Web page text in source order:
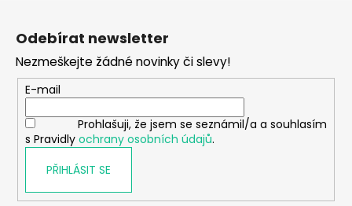
Z
Odebírat newsletter
Nezmeškejte žádné novinky či slevy!
E-mail
Prohlašuji, že jsem se seznámil/a a souhlasím
s Pravidly ochrany osobních údajů.
PŘIHLÁSIT SE